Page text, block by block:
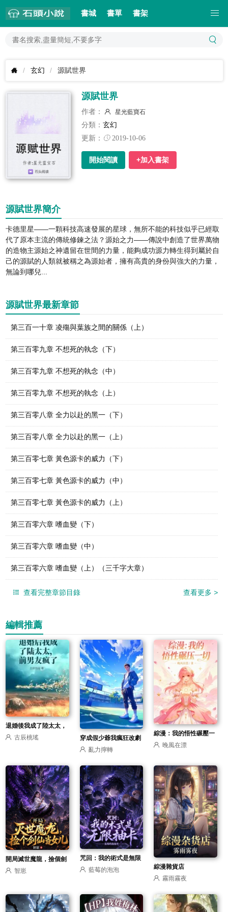
書城 書單 書架
玄幻 源賦世界
源賦世界
作者：
星光藍寶石
分類： 玄幻
更新：
2019-10-06
開始閱讀 +加入書架
源賦世界簡介
卡德里星——一顆科技高速發展的星球，無所不能的科技似乎已經取
代了原本主流的傳統修鍊之法？源始之力——傳說中創造了世界萬物
的造物主源始之神遺留在世間的力量，能夠成功源力轉生得到屬於自
己的源賦的人類就被稱之為源始者，擁有高貴的身份與強大的力量，
無論到哪兒...
源賦世界最新章節
第三百一十章 凌殤與葉族之間的關係（上）
第三百零九章 不想死的執念（下）
第三百零九章 不想死的執念（中）
第三百零九章 不想死的執念（上）
第三百零八章 全力以赴的黑一（下）
第三百零八章 全力以赴的黑一（上）
第三百零七章 黃色源卡的威力（下）
第三百零七章 黃色源卡的威力（中）
第三百零七章 黃色源卡的威力（上）
第三百零六章 嗜血變（下）
第三百零六章 嗜血變（中）
第三百零六章 嗜血變（上）（三千字大章）
查看完整章節目錄 查看更多 >
編輯推薦
退婚後我成了陸太太，
前男友瘋了
古辰桃瑤
穿成假少爺我瘋狂改劇
情 亂力擰轉
綜漫：我的悟性碾壓一
切 晚風在漂
開局滅世魔龍，撿個劍
仙當女兒
智崽
咒回：我的術式是無限
抽卡藍莓的泡泡
綜漫雜貨店
霧雨霧夜